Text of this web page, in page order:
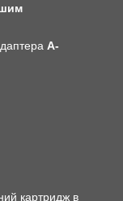
A-
картридж в